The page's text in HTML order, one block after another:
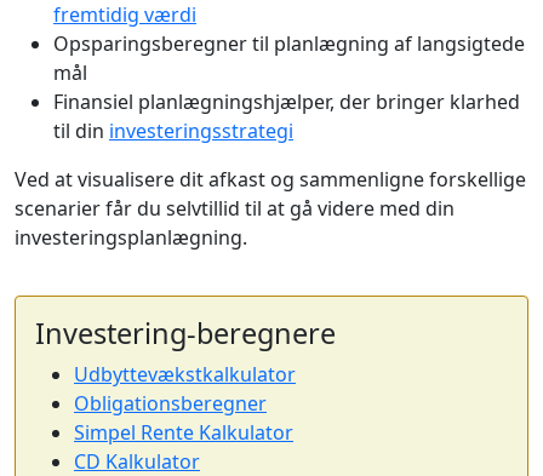
fremtidig værdi
Opsparingsberegner til planlægning af langsigtede
mål
Finansiel planlægningshjælper, der bringer klarhed
til din investeringsstrategi
Ved at visualisere dit afkast og sammenligne forskellige
scenarier får du selvtillid til at gå videre med din
investeringsplanlægning.
Investering-beregnere
Udbyttevækstkalkulator
Obligationsberegner
Simpel Rente Kalkulator
CD Kalkulator